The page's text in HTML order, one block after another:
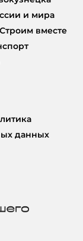
и мира
Строим вместе
данных